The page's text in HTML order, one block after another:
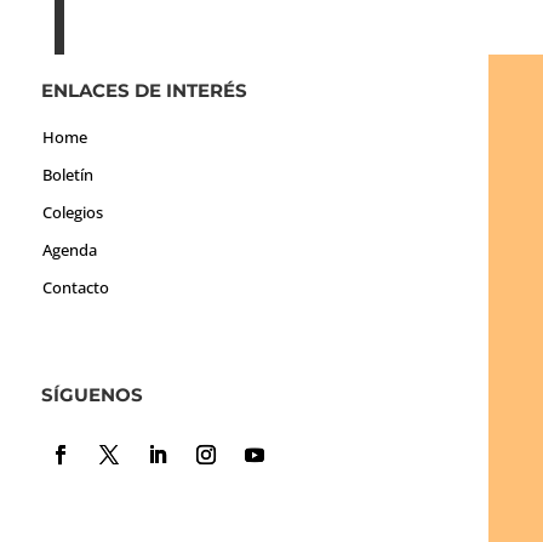
ENLACES DE INTERÉS
Home
Boletín
Colegios
Agenda
Contacto
SÍGUENOS